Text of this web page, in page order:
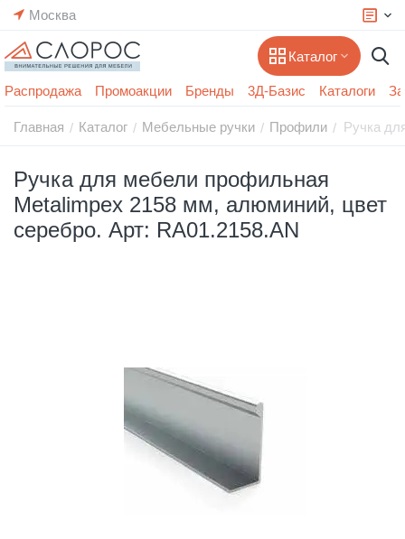
Москва
Каталог
Распродажа Промоакции Бренды 3Д-Базис Каталоги
Главная / Каталог / Мебельные ручки / Профили / Ручка
Ручка для мебели профильная
Metalimpex 2158 мм, алюминий, цвет
серебро. Арт: RA01.2158.AN